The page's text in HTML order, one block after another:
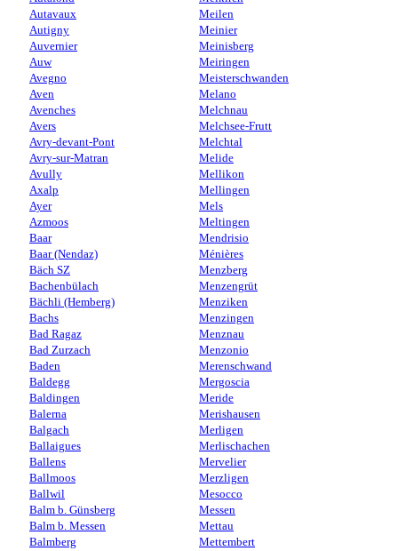
Autavaux
Autigny
Auvernier
Auw
Avegno
Aven
Avenches
Avers
Avry-devant-Pont
Avry-sur-Matran
Avully
Axalp
Ayer
Azmoos
Baar
Baar (Nendaz)
Bäch SZ
Bachenbülach
Bächli (Hemberg)
Bachs
Bad Ragaz
Bad Zurzach
Baden
Baldegg
Baldingen
Balerna
Balgach
Ballaigues
Ballens
Ballmoos
Ballwil
Balm b. Günsberg
Balm b. Messen
Balmberg
Meilen
Meinier
Meinisberg
Meiringen
Meisterschwanden
Melano
Melchnau
Melchsee-Frutt
Melchtal
Melide
Mellikon
Mellingen
Mels
Meltingen
Mendrisio
Ménières
Menzberg
Menzengrüt
Menziken
Menzingen
Menznau
Menzonio
Merenschwand
Mergoscia
Meride
Merishausen
Merligen
Merlischachen
Mervelier
Merzligen
Mesocco
Messen
Mettau
Mettembert